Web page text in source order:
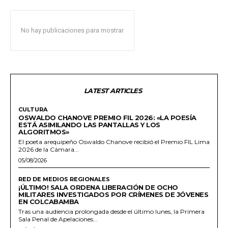
No hay publicaciones para mostrar
LATEST ARTICLES
CULTURA
OSWALDO CHANOVE PREMIO FIL 2026: «LA POESÍA
ESTÁ ASIMILANDO LAS PANTALLAS Y LOS
ALGORITMOS»
El poeta arequipeño Oswaldo Chanove recibió el Premio FIL Lima
2026 de la Cámara...
05/08/2026
RED DE MEDIOS REGIONALES
¡ÚLTIMO! SALA ORDENA LIBERACIÓN DE OCHO
MILITARES INVESTIGADOS POR CRÍMENES DE JÓVENES
EN COLCABAMBA
Tras una audiencia prolongada desde el último lunes, la Primera
Sala Penal de Apelaciones...